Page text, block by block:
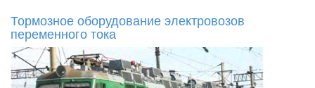
Тормозное оборудование электровозов
переменного тока